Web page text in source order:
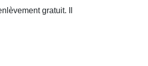
gratuit. Il